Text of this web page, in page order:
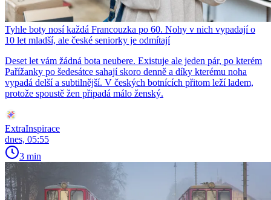
Tyhle boty nosí každá Francouzka po 60. Nohy v nich vypadají o
10 let mladší, ale české seniorky je odmítají
Deset let vám žádná bota neubere. Existuje ale jeden pár, po kterém
Pařížanky po šedesátce sahají skoro denně a díky kterému noha
vypadá delší a subtilnější. V českých botnících přitom leží ladem,
protože spoustě žen připadá málo ženský.
ExtraInspirace
dnes, 05:55
3 min